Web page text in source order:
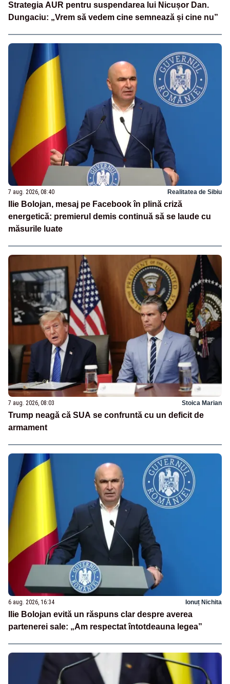
Strategia AUR pentru suspendarea lui Nicușor Dan.
Dungaciu: „Vrem să vedem cine semnează și cine nu”
7 aug. 2026, 08:40 Realitatea de Sibiu
Ilie Bolojan, mesaj pe Facebook în plină criză
energetică: premierul demis continuă să se laude cu
măsurile luate
7 aug. 2026, 08:03 Stoica Marian
Trump neagă că SUA se confruntă cu un deficit de
armament
6 aug. 2026, 16:34 Ionuț Nichita
Ilie Bolojan evită un răspuns clar despre averea
partenerei sale: „Am respectat întotdeauna legea”